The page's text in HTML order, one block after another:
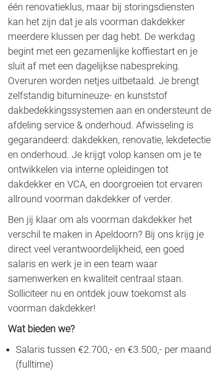
één renovatieklus, maar bij storingsdiensten
kan het zijn dat je als voorman dakdekker
meerdere klussen per dag hebt. De werkdag
begint met een gezamenlijke koffiestart en je
sluit af met een dagelijkse nabespreking.
Overuren worden netjes uitbetaald. Je brengt
zelfstandig bitumineuze- en kunststof
dakbedekkingssystemen aan en ondersteunt de
afdeling service & onderhoud. Afwisseling is
gegarandeerd: dakdekken, renovatie, lekdetectie
en onderhoud. Je krijgt volop kansen om je te
ontwikkelen via interne opleidingen tot
dakdekker en VCA, en doorgroeien tot ervaren
allround voorman dakdekker of verder.
Ben jij klaar om als voorman dakdekker het
verschil te maken in Apeldoorn? Bij ons krijg je
direct veel verantwoordelijkheid, een goed
salaris en werk je in een team waar
samenwerken en kwaliteit centraal staan.
Solliciteer nu en ontdek jouw toekomst als
voorman dakdekker!
Wat bieden we?
Salaris tussen €2.700,- en €3.500,- per maand
(fulltime)